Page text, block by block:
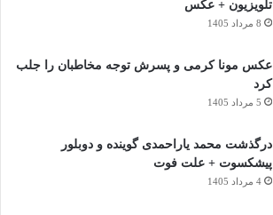
تلویزیون + عکس
8 مرداد 1405
عکس مونا کرمی و پسرش توجه مخاطبان را جلب
کرد
5 مرداد 1405
درگذشت محمد یاراحمدی گوینده و دوبلور
پیشکسوت + علت فوت
4 مرداد 1405